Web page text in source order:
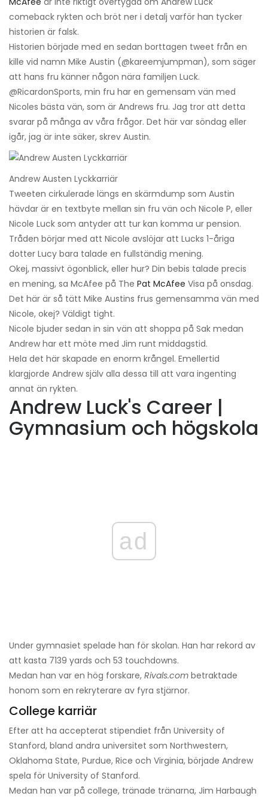
comeback rykten och bröt ner i detalj varför han tycker
historien är falsk.
Historien började med en sedan borttagen tweet från en
kille vid namn Mike Austin (@kareemjumpman), som säger
att hans fru känner någon nära familjen Luck.
@RicardonSports, min fru har en gemensam vän med
Nicoles bästa vän, som är Andrews fru. Jag tror att detta
svarar på många av våra frågor. Det här var söndag eller
igår, jag är inte säker, skrev Austin.
Andrew Austen Lyckkarriär
Tweeten cirkulerade längs en skärmdump som Austin
hävdar är en textbyte mellan sin fru vän och Nicole P, eller
Nicole Luck som antyder att tur kan komma ur pension.
Tråden börjar med att Nicole avslöjar att Lucks 1-åriga
dotter Lucy bara talade en fullständig mening.
Okej, massivt ögonblick, eller hur? Din bebis talade precis
en mening, sa McAfee på The Pat McAfee Visa på onsdag.
Det här är så tätt Mike Austins frus gemensamma vän med
Nicole, okej? Väldigt tight.
Nicole bjuder sedan in sin vän att shoppa på Sak medan
Andrew har ett möte med Jim runt middagstid.
Hela det här skapade en enorm krångel. Emellertid
klargjorde Andrew själv alla dessa till att vara ingenting
annat än rykten.
Andrew Luck's Career |
Gymnasium och högskola
ad
Under gymnasiet spelade han för skolan. Han har rekord av
att kasta 7139 yards och 53 touchdowns.
Medan han var en hög forskare, Rivals.com betraktade
honom som en rekryterare av fyra stjärnor.
College karriär
Efter att ha accepterat stipendiet från University of
Stanford, bland andra universitet som Northwestern,
Oklahoma State, Purdue, Rice och Virginia, började Andrew
spela för University of Stanford.
Medan han var på college, tränade tränarna, Jim Harbaugh